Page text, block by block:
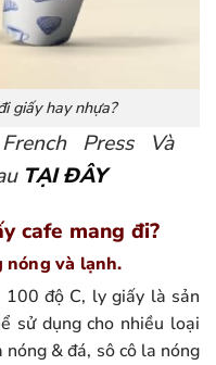
giấy hay nhựa?
Press Và
TẠI ĐÂY
cafe mang đi?
nóng và lạnh.
độ C, ly giấy là sản
sử dụng cho nhiều loại
nóng & đá, sô cô la nóng